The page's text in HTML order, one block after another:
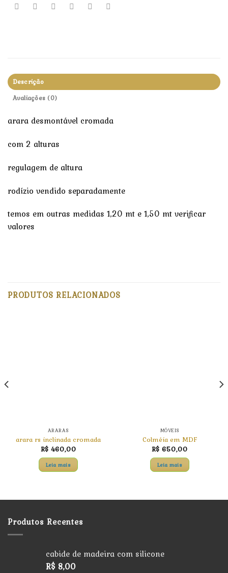
Descrição
Avaliações (0)
arara desmontável cromada
com 2 alturas
regulagem de altura
rodízio vendido separadamente
temos em outras medidas 1,20 mt e 1,50 mt verificar
valores
PRODUTOS RELACIONADOS
ARARAS
arara rs inclinada cromada
R$ 460,00
Leia mais
MÓVEIS
Colméia em MDF
R$ 650,00
Leia mais
Produtos Recentes
cabide de madeira com silicone
R$ 8,00